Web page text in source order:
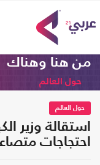
من هنا وهناك
حول العالم
حول العالم
استقالة وزير
احتجاجات